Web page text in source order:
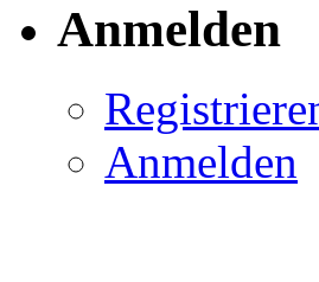
Anmelden
Anmelden